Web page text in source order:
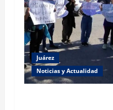
Juárez
Noticias y Actualidad